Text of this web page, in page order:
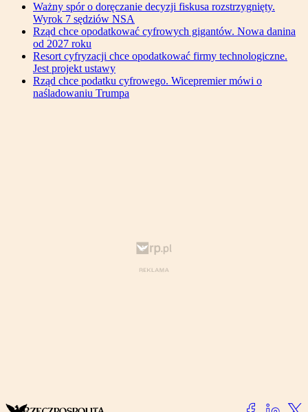
Ważny spór o doręczanie decyzji fiskusa rozstrzygnięty.
Wyrok 7 sędziów NSA
Rząd chce opodatkować cyfrowych gigantów. Nowa danina
od 2027 roku
Resort cyfryzacji chce opodatkować firmy technologiczne.
Jest projekt ustawy
Rząd chce podatku cyfrowego. Wicepremier mówi o
naśladowaniu Trumpa